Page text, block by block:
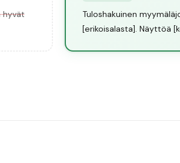
hyvät
Tuloshakuinen
[erikoisalasta]. Näyttöä